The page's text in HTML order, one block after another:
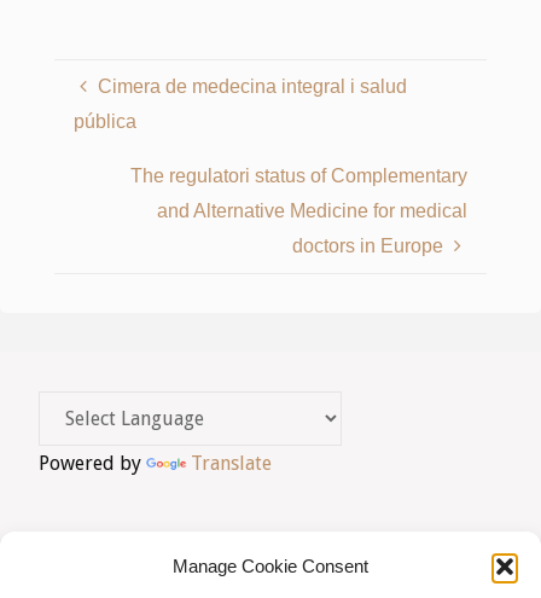
Manage Cookie Consent
Cimera de medecina integral i salud
pública
The regulatori status of Complementary
and Alternative Medicine for medical
doctors in Europe
Powered by Translate